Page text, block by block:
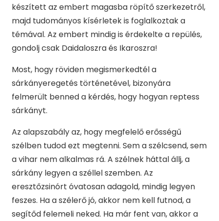
készített az embert magasba röpítő szerkezetről,
majd tudományos kísérletek is foglalkoztak a
témával. Az embert mindig is érdekelte a repülés,
gondolj csak Daidaloszra és Ikaroszra!
Most, hogy röviden megismerkedtél a
sárkányeregetés történetével, bizonyára
felmerült benned a kérdés, hogy hogyan reptess
sárkányt.
Az alapszabály az, hogy megfelelő erősségű
szélben tudod ezt megtenni. Sem a szélcsend, sem
a vihar nem alkalmas rá. A szélnek háttal állj, a
sárkány legyen a széllel szemben. Az
eresztőzsinórt óvatosan adagold, mindig legyen
feszes. Ha a szélerő jó, akkor nem kell futnod, a
segítőd felemeli neked. Ha már fent van, akkor a